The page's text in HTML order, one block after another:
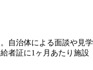
自治体による面談や見学
者証に1ヶ月あたり施設